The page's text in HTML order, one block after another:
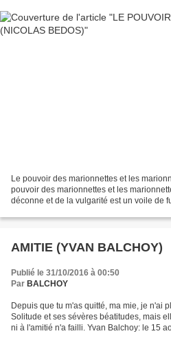
Le pouvoir des marionnettes et les
pouvoir des marionnettes et les
déconne et de la vulgarité est un voile de
AMITIE (YVAN BALCHOY)
Publié le 31/10/2016 à 00:50
Par BALCHOY
Depuis que tu m'as quitté, ma mie, je n'ai
Solitude et ses sévères béatitudes, mais
ni à l'amitié n'a failli. Yvan Balchoy: le 15